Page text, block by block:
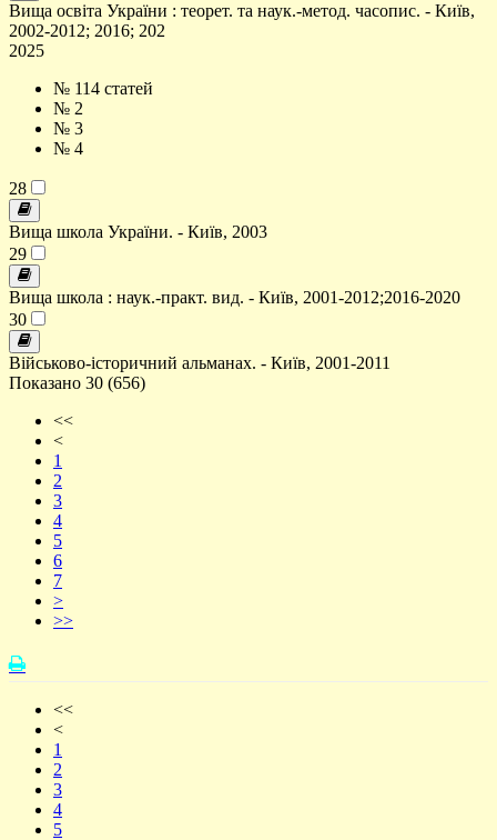
Вища освіта України : теорет. та наук.-метод. часопис. - Київ,
2002-2012; 2016; 202
2025
№ 114 статей
№ 2
№ 3
№ 4
28
Вища школа України. - Київ, 2003
29
Вища школа : наук.-практ. вид. - Київ, 2001-2012;2016-2020
30
Військово-історичний альманах. - Київ, 2001-2011
Показано 30 (656)
<<
<
1
2
3
4
5
6
7
>
>>
<<
<
1
2
3
4
5